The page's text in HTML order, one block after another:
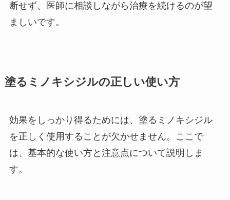
断せず、医師に相談しながら治療を続けるのが望
ましいです。
塗るミノキシジルの正しい使い方
効果をしっかり得るためには、塗るミノキシジル
を正しく使用することが欠かせません。ここで
は、基本的な使い方と注意点について説明しま
す。